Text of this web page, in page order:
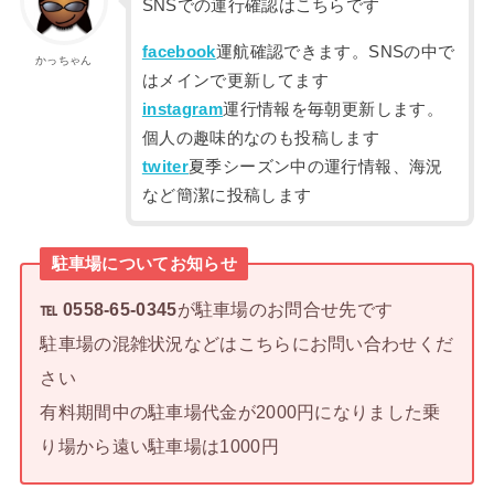
かっちゃん
SNSでの運行確認はこちらです
facebook運航確認できます。SNSの中で
はメインで更新してます
instagram運行情報を毎朝更新します。
個人の趣味的なのも投稿します
twiter夏季シーズン中の運行情報、海況
など簡潔に投稿します
駐車場についてお知らせ
℡ 0558-65-0345が駐車場のお問合せ先です
駐車場の混雑状況などはこちらにお問い合わせくだ
さい
有料期間中の駐車場代金が2000円になりました乗
り場から遠い駐車場は1000円